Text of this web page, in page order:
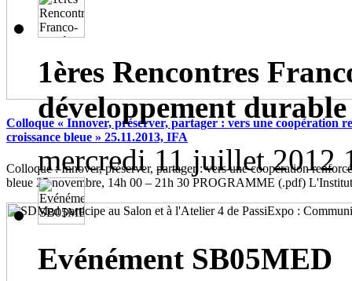
Colloque « Innover, préserver, partager : vers une coopération
croissance bleue » 25.11.2013, IFA
Colloque : Innover, préserver, partager : vers une coopération
bleue 25 novembre, 14h 00 – 21h 30 PROGRAMME (.pdf)
1ères Rencontres
développement durable
mercredi 11 juillet 2012
Evénément SB05MED